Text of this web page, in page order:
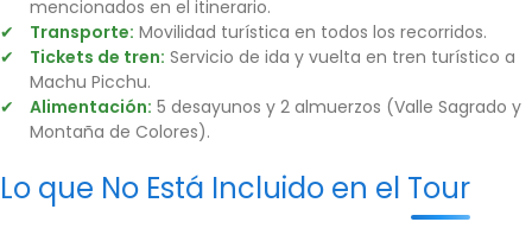
mencionados en el itinerario.
Transporte: Movilidad turística en todos los recorridos.
Tickets de tren: Servicio de ida y vuelta en tren turístico a
Machu Picchu.
Alimentación: 5 desayunos y 2 almuerzos (Valle Sagrado y
Montaña de Colores).
Lo que No Está Incluido en el Tour